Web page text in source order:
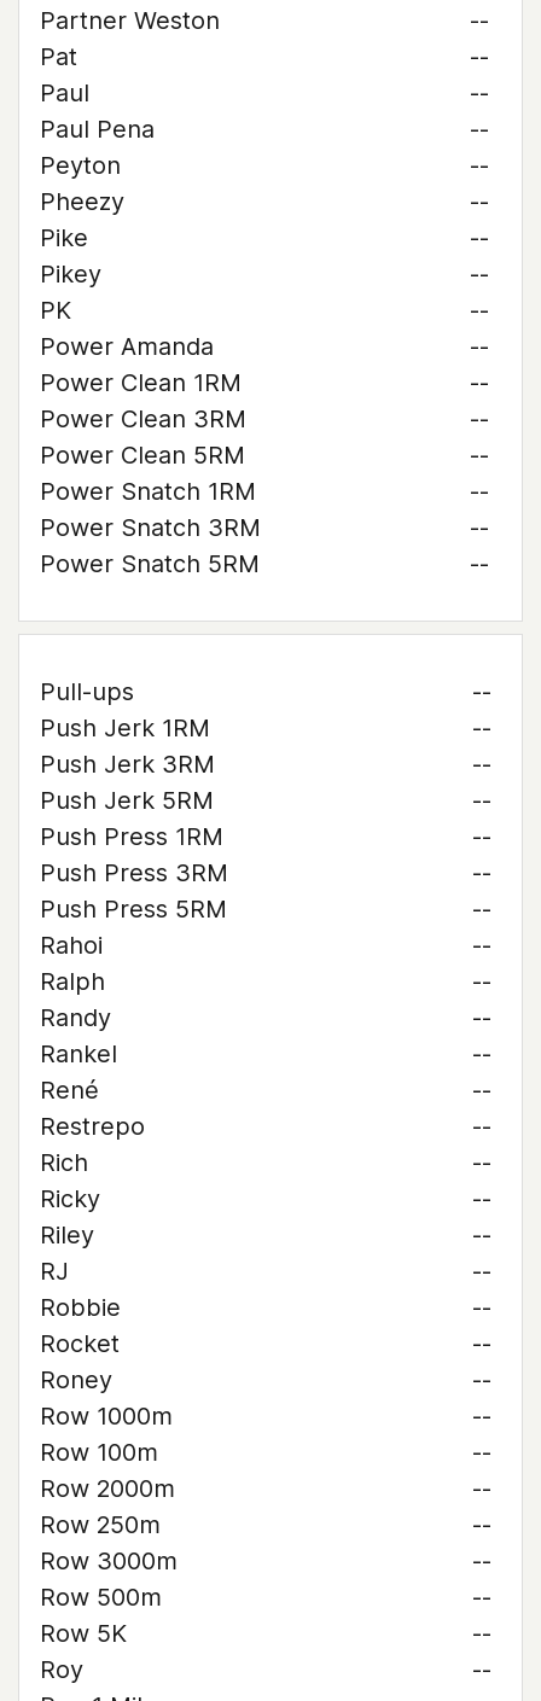
Partner Weston
--
Pat
--
Paul
--
Paul Pena
--
Peyton
--
Pheezy
--
Pike
--
Pikey
--
PK
--
Power Amanda
--
Power Clean 1RM
--
Power Clean 3RM
--
Power Clean 5RM
--
Power Snatch 1RM
--
Power Snatch 3RM
--
Power Snatch 5RM
--
Pull-ups
--
Push Jerk 1RM
--
Push Jerk 3RM
--
Push Jerk 5RM
--
Push Press 1RM
--
Push Press 3RM
--
Push Press 5RM
--
Rahoi
--
Ralph
--
Randy
--
Rankel
--
René
--
Restrepo
--
Rich
--
Ricky
--
Riley
--
RJ
--
Robbie
--
Rocket
--
Roney
--
Row 1000m
--
Row 100m
--
Row 2000m
--
Row 250m
--
Row 3000m
--
Row 500m
--
Row 5K
--
Roy
--